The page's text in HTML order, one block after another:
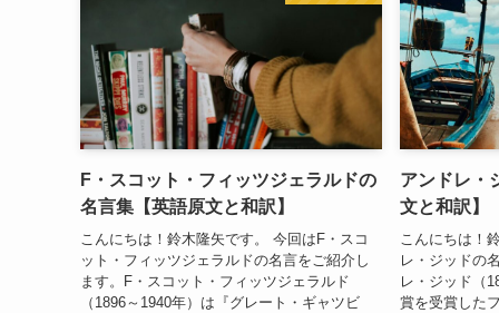
F・スコット・フィッツジェラルドの
名言集【英語原文と和訳】
こんにちは！鈴木隆矢です。 今回はF・スコ
ット・フィッツジェラルドの名言をご紹介し
ます。F・スコット・フィッツジェラルド
（1896～1940年）は『グレート・ギャツビ
アンドレ・
文と和訳】
こんにちは！
レ・ジッドの
レ・ジッド（
賞を受賞した